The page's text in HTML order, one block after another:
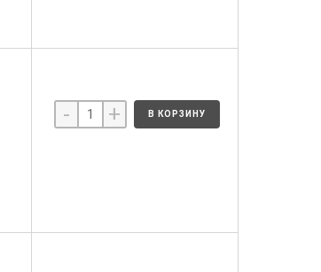
- + В КОРЗИНУ